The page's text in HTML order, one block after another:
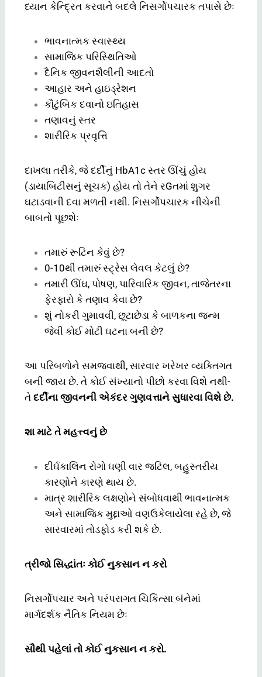
ધ્યાન કેન્દ્રિત કરવાને બદલે નિસર્ગોપચારક તપાસે છેઃ
ભાવનાત્મક સ્વાસ્થ્ય
સામાજિક પરિસ્થિતિઓ
દૈનિક જીવનશૈલીની આદતો
આહાર અને હાઇડ્રેશન
કૌટુંબિક દવાનો ઇતિહાસ
તણાવનું સ્તર
શારીરિક પ્રવૃત્તિ
દાખલા તરીકે, જે દર્દીનું HbA1c સ્તર ઊંચું હોય
(ડાયાબિટીસનું સૂચક) હોય તો તેને રGતમાં શુગર
ઘટાડવાની દવા મળતી નથી. નિસર્ગોપચારક નીચેની
બાબતો પૂછશેઃ
તમારું રૂટિન કેવું છે?
0-10થી તમારું સ્ટ્રેસ લેવલ કેટલું છે?
તમારી ઊંઘ, પોષણ, પારિવારિક જીવન, તાજેતરના
ફેરફારો કે તણાવ કેવા છે?
શું નોકરી ગુમાવવી, છૂટાછેડા કે બાળકના જન્મ
જેવી કોઈ મોટી ઘટના બની છે?
આ પરિબળોને સમજવાથી, સારવાર ખરેખર વ્યક્તિગત
બની જાય છે. તે કોઈ સંખ્યાનો પીછો કરવા વિશે નથી-
તે દર્દીના જીવનની એકંદર ગુણવત્તાને સુધારવા વિશે છે.
શા માટે તે મહત્ત્વનું છે
દીર્ઘકાલિન રોગો ઘણી વાર જટિલ, બહુસ્તરીય
કારણોને કારણે થાય છે.
માત્ર શારીરિક લક્ષણોને સંબોધવાથી ભાવનાત્મક
અને સામાજિક મુદ્દાઓ વણઉકેલાયેલા રહે છે, જે
સારવારમાં તોડફોડ કરી શકે છે.
ત્રીજો સિદ્ધાંતઃ કોઈ નુકસાન ન કરો
નિસર્ગોપચાર અને પરંપરાગત ચિકિત્સા બંનેમાં
માર્ગદર્શક નૈતિક નિયમ છેઃ
સૌથી પહેલાં તો કોઈ નુકસાન ન કરો.